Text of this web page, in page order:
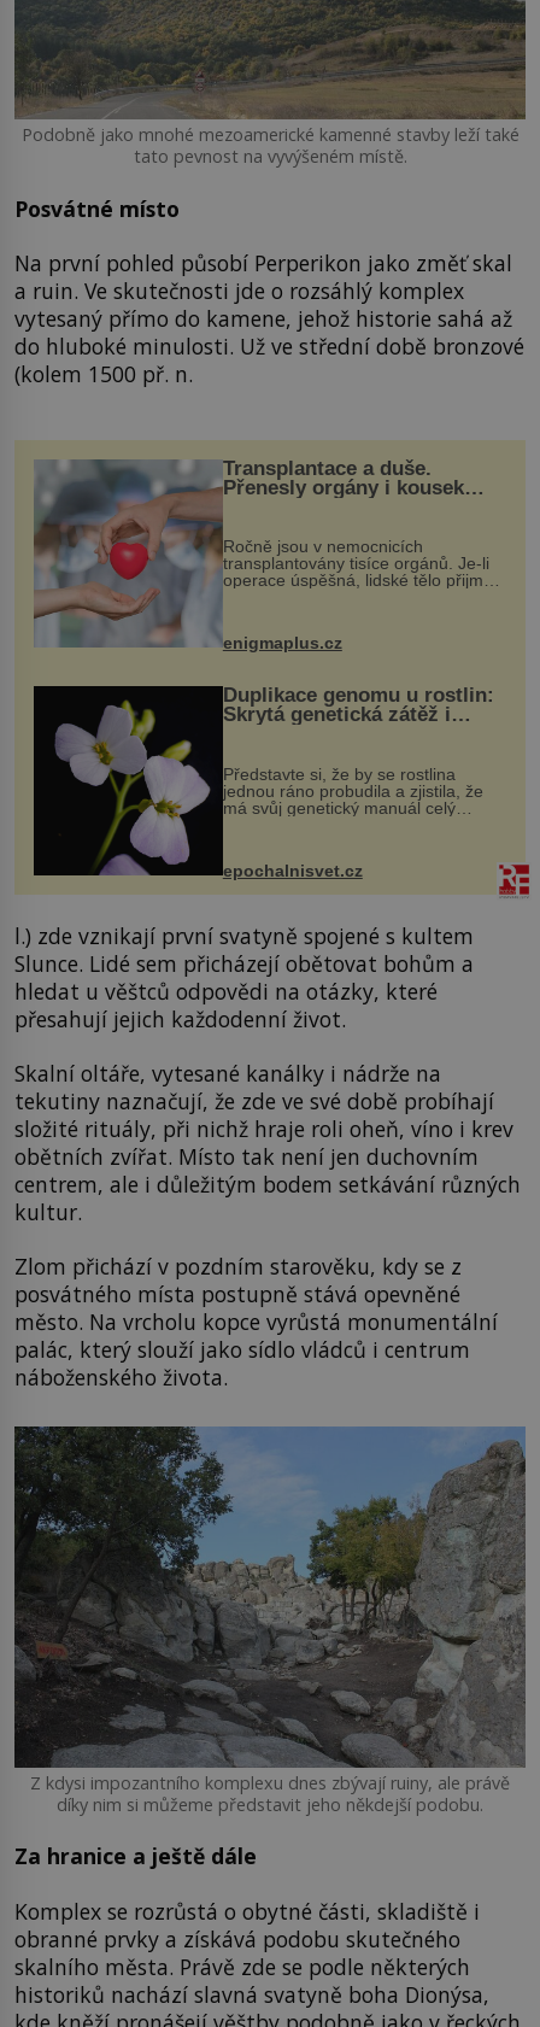
Podobně jako mnohé mezoamerické kamenné stavby leží také
tato pevnost na vyvýšeném místě.
Posvátné místo
Na první pohled působí Perperikon jako změť skal
a ruin. Ve skutečnosti jde o rozsáhlý komplex
vytesaný přímo do kamene, jehož historie sahá až
do hluboké minulosti. Už ve střední době bronzové
(kolem 1500 př. n.
Transplantace a duše.
Přenesly orgány i kousek
Ročně jsou v nemocnicích
transplantovány tisíce orgánů. Je-li
operace úspěšná, lidské tělo přijme
enigmaplus.cz
Duplikace genomu u rostlin:
Skrytá genetická zátěž i
Představte si, že by se rostlina
jednou ráno probudila a zjistila, že
má svůj genetický manuál celý
vstupenka...
epochalnisvet.cz
l.) zde vznikají první svatyně spojené s kultem
Slunce. Lidé sem přicházejí obětovat bohům a
hledat u věštců odpovědi na otázky, které
přesahují jejich každodenní život.
Skalní oltáře, vytesané kanálky i nádrže na
tekutiny naznačují, že zde ve své době probíhají
složité rituály, při nichž hraje roli oheň, víno i krev
obětních zvířat. Místo tak není jen duchovním
centrem, ale i důležitým bodem setkávání různých
kultur.
Zlom přichází v pozdním starověku, kdy se z
posvátného místa postupně stává opevněné
město. Na vrcholu kopce vyrůstá monumentální
palác, který slouží jako sídlo vládců i centrum
náboženského života.
Z kdysi impozantního komplexu dnes zbývají ruiny, ale právě
díky nim si můžeme představit jeho někdejší podobu.
Za hranice a ještě dále
Komplex se rozrůstá o obytné části, skladiště i
obranné prvky a získává podobu skutečného
skalního města. Právě zde se podle některých
historiků nachází slavná svatyně boha Dionýsa,